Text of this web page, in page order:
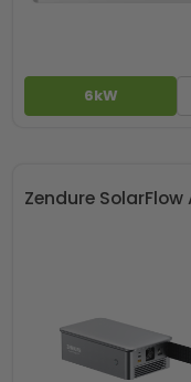
6kW
Zendure SolarFlow